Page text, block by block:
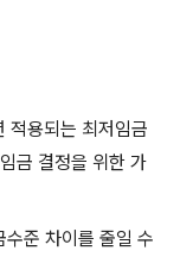
적용되는 최저임금
금 결정을 위한 가
준 차이를 줄일 수